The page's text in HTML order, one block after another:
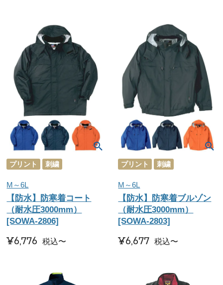
プリント 刺繍
M～6L
【防水】防寒着コート
（耐水圧3000mm）
[SOWA-2806]
¥6,776 税込〜
プリント 刺繍
M～6L
【防水】防寒着ブルゾン
（耐水圧3000mm）
[SOWA-2803]
¥6,677 税込〜